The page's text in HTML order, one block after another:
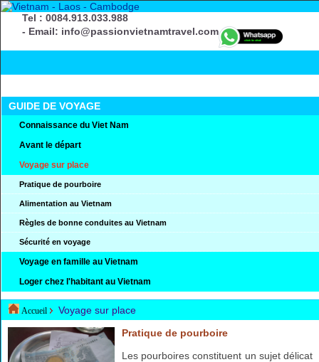
Tel : 0084.913.033.988
- Email: info@passionvietnamtravel.com
GUIDE DE VOYAGE
Connaissance du Viet Nam
Avant le départ
Voyage sur place
Pratique de pourboire
Alimentation au Vietnam
Règles de bonne conduites au Vietnam
Sécurité en voyage
Voyage en famille au Vietnam
Loger chez l'habitant au Vietnam
Accueil
Voyage sur place
Pratique de pourboire
Les pourboires constituent un sujet délicat